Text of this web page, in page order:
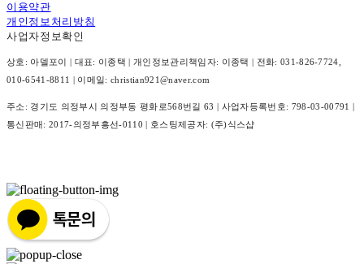
이용약관
개인정보처리방침
사업자정보확인
상호: 아델포이 | 대표: 이종택 | 개인정보관리책임자: 이종택 | 전화: 031-826-7724,
010-6541-8811 | 이메일: christian921@naver.com
주소: 경기도 의정부시 의정부동 평화로568번길 63 | 사업자등록번호: 798-03-00791 |
통신판매: 2017-의정부흥선-0110 | 호스팅제공자: (주)식스샵